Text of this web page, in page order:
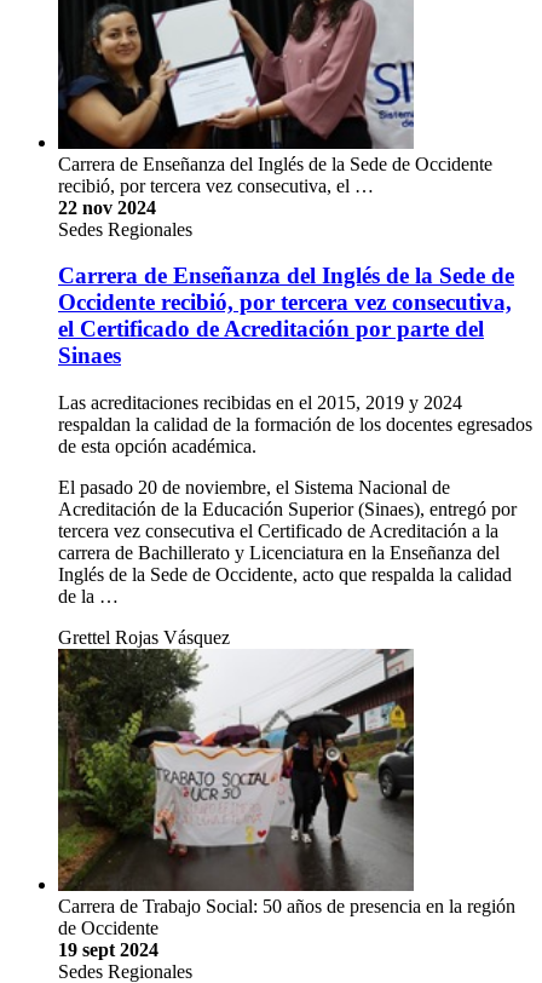
Carrera de Enseñanza del Inglés de la Sede de Occidente
recibió, por tercera vez consecutiva, el …
22 nov 2024
Sedes Regionales
Carrera de Enseñanza del Inglés de la Sede de
Occidente recibió, por tercera vez consecutiva,
el Certificado de Acreditación por parte del
Sinaes
Las acreditaciones recibidas en el 2015, 2019 y 2024
respaldan la calidad de la formación de los docentes egresados
de esta opción académica.
El pasado 20 de noviembre, el Sistema Nacional de
Acreditación de la Educación Superior (Sinaes), entregó por
tercera vez consecutiva el Certificado de Acreditación a la
carrera de Bachillerato y Licenciatura en la Enseñanza del
Inglés de la Sede de Occidente, acto que respalda la calidad
de la …
Grettel Rojas Vásquez
Carrera de Trabajo Social: 50 años de presencia en la región
de Occidente
19 sept 2024
Sedes Regionales